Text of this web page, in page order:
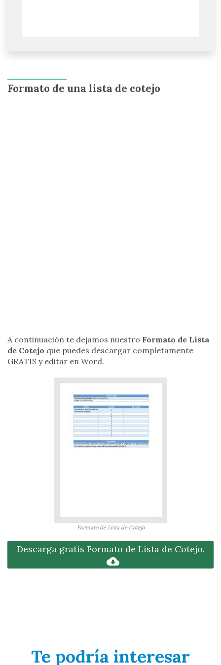
Formato de una lista de cotejo
A continuación te dejamos nuestro Formato de Lista
de Cotejo que puedes descargar completamente
GRATIS y editar en Word.
Formato de Lista de Cotejo
Descarga gratis Formato de Lista de Cotejo.
Te podría interesar